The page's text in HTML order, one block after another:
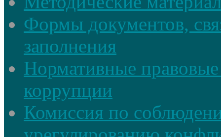
Формы документов,
заполнения
Нормативные
коррупции
Комиссия по